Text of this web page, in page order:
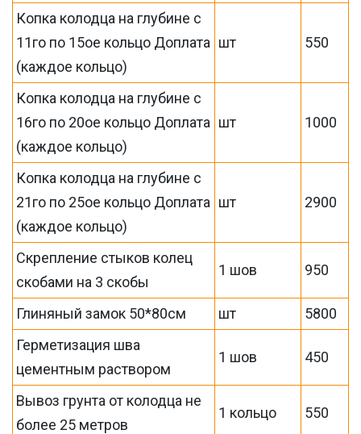
Копка колодца на глубине с
11го по 15ое кольцо Доплата
(каждое кольцо)
шт 550
Копка колодца на глубине с
16го по 20ое кольцо Доплата
(каждое кольцо)
шт 1000
Копка колодца на глубине с
21го по 25ое кольцо Доплата
(каждое кольцо)
шт 2900
Скрепление стыков колец
скобами на 3 скобы
1 шов 950
Глиняный замок 50*80см шт
5800
Герметизация шва
цементным раствором
1 шов 450
Вывоз грунта от колодца не
более 25 метров
1 кольцо 550